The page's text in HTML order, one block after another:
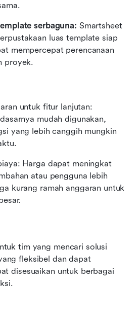
serbaguna: Smartsheet
luas template siap
mempercepat perencanaan
proyek.
untuk fitur lanjutan:
mudah digunakan,
yang lebih canggih mungkin
Harga dapat meningkat
atau pengguna lebih
kurang ramah anggaran untuk
tim yang mencari solusi
fleksibel dan dapat
disesuaikan untuk berbagai